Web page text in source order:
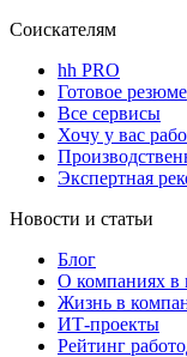
Соискателям
hh PRO
Готовое резюме
Все сервисы
Хочу у вас
Экспертная
Новости и статьи
Блог
О компаниях в
Жизнь в
ИТ-проекты
Рейтинг